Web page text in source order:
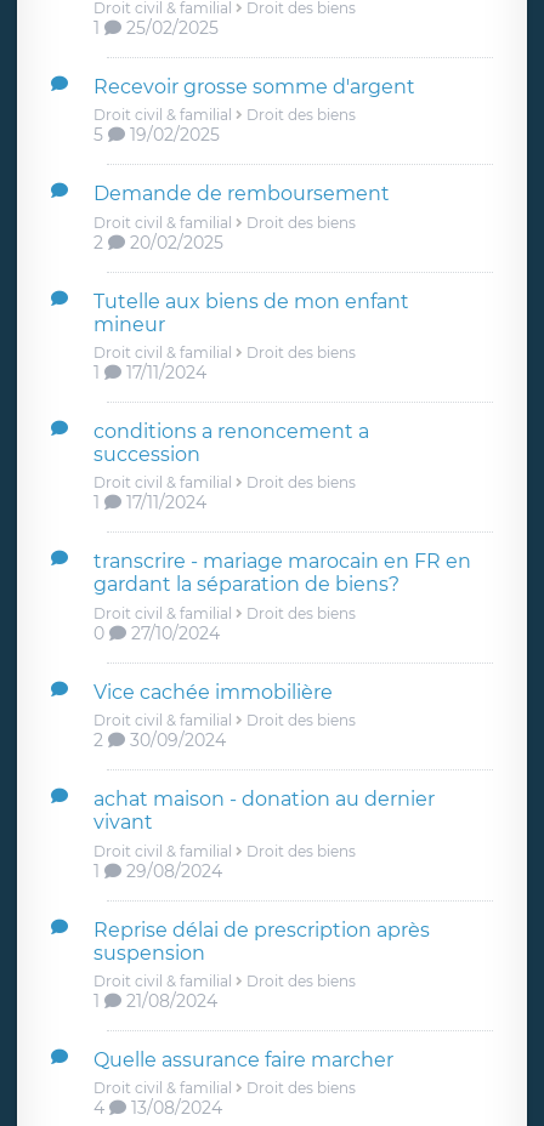
Droit civil & familial Droit des biens
1 25/02/2025
Recevoir grosse somme d'argent
Droit civil & familial Droit des biens
5 19/02/2025
Demande de remboursement
Droit civil & familial Droit des biens
2 20/02/2025
Tutelle aux biens de mon enfant
mineur
Droit civil & familial Droit des biens
1 17/11/2024
conditions a renoncement a
succession
Droit civil & familial Droit des biens
1 17/11/2024
transcrire - mariage marocain en FR en
gardant la séparation de biens?
Droit civil & familial Droit des biens
0 27/10/2024
Vice cachée immobilière
Droit civil & familial Droit des biens
2 30/09/2024
achat maison - donation au dernier
vivant
Droit civil & familial Droit des biens
1 29/08/2024
Reprise délai de prescription après
suspension
Droit civil & familial Droit des biens
1 21/08/2024
Quelle assurance faire marcher
Droit civil & familial Droit des biens
4 13/08/2024